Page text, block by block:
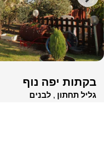
בקתות יפה נוף
גליל תחתון ,לבנים